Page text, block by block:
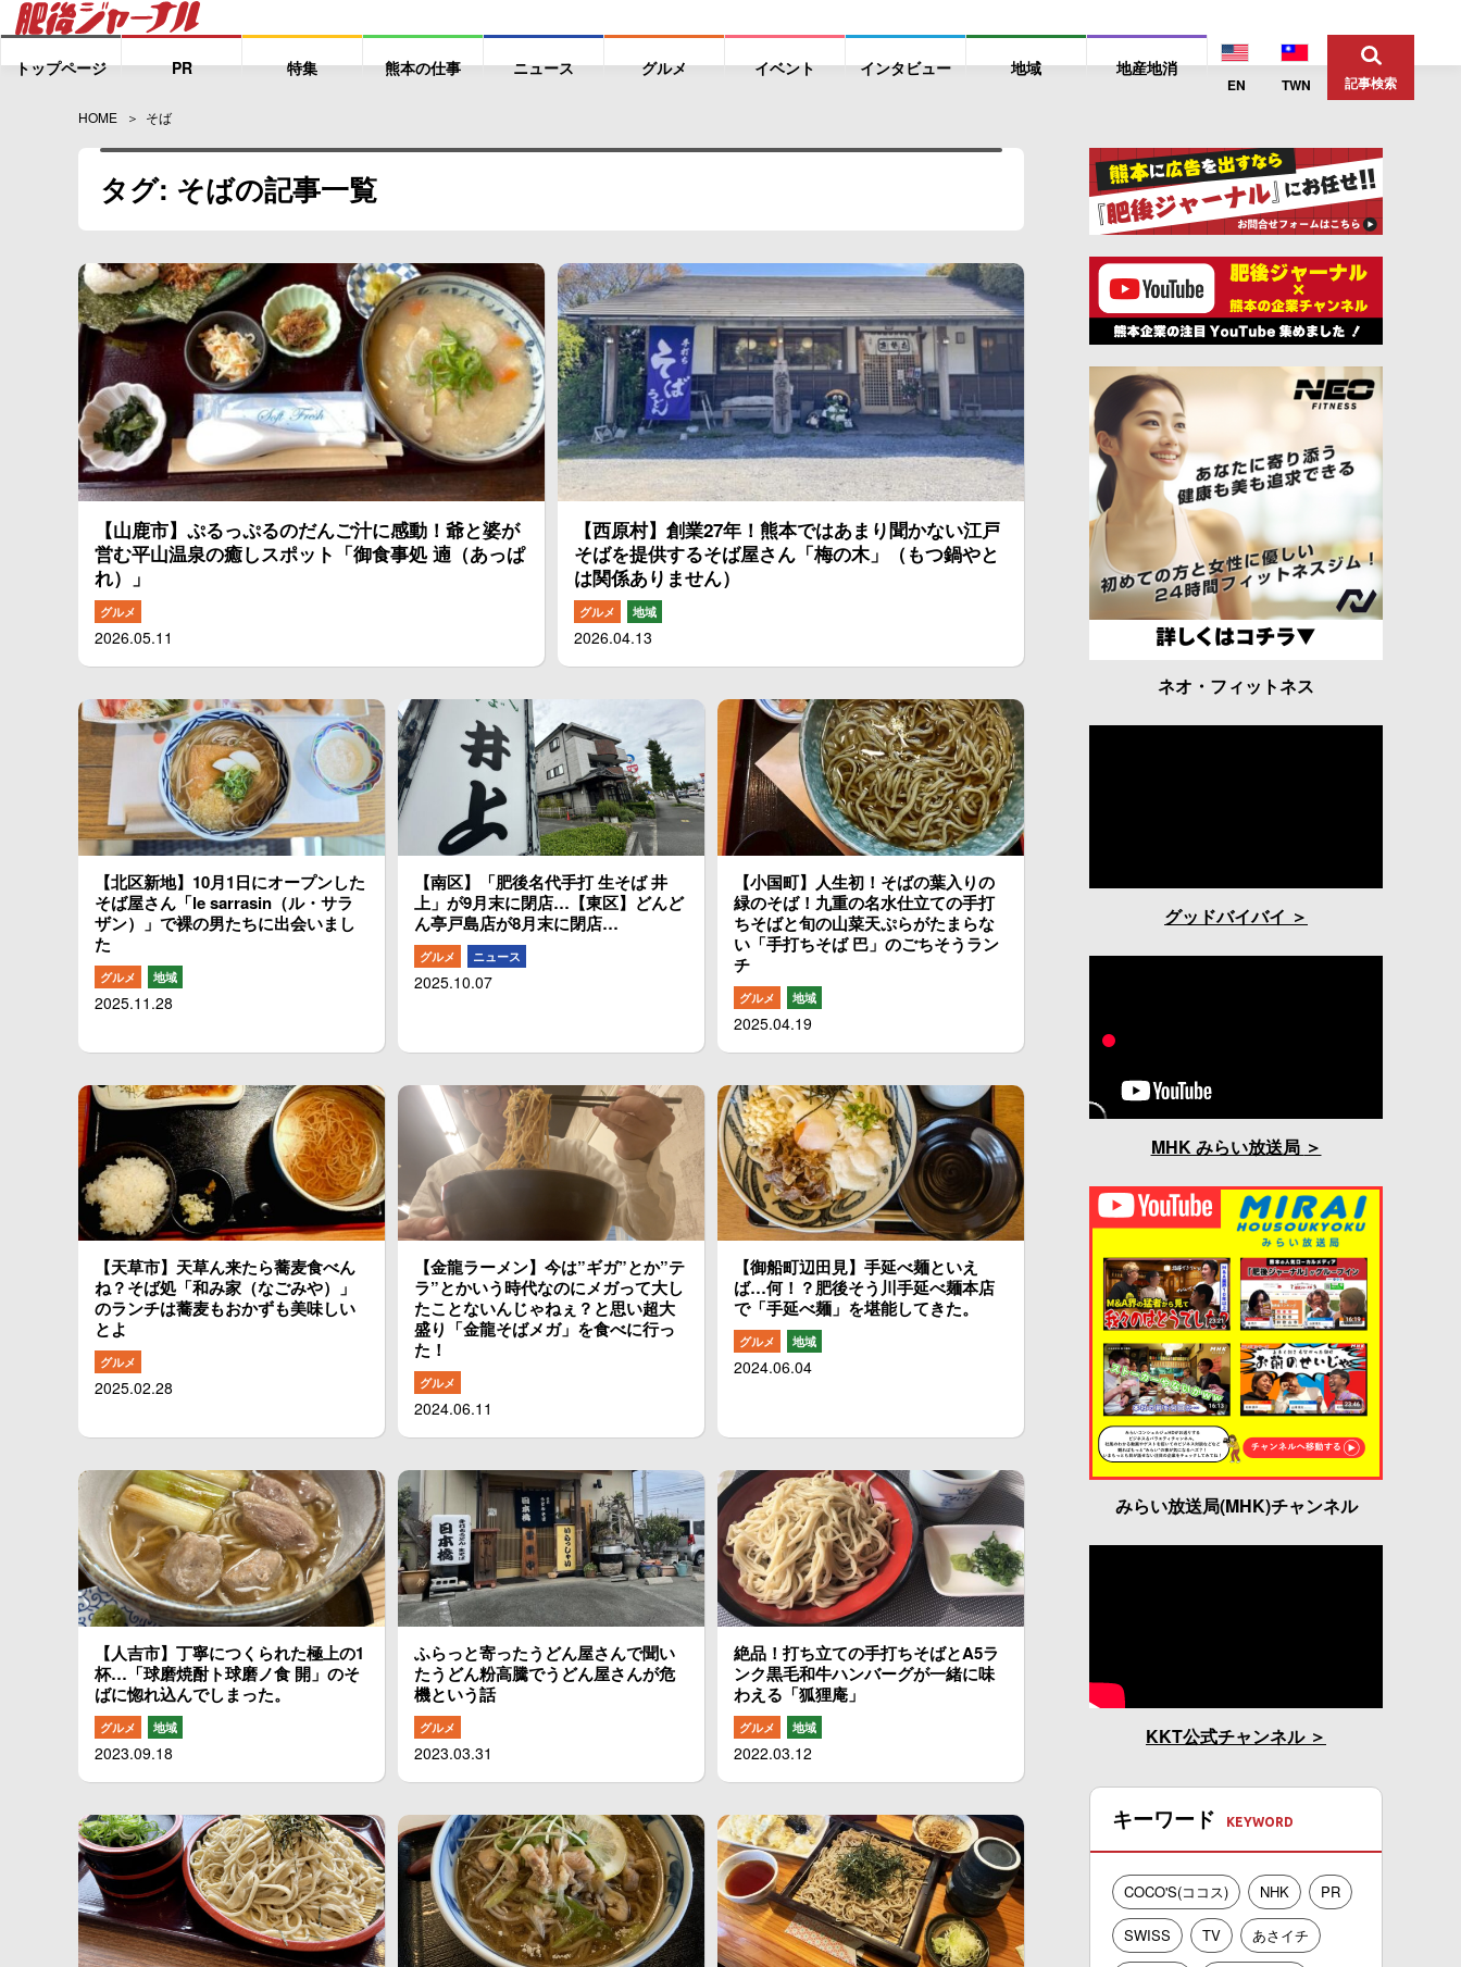
トップページ PR 特集 熊本の仕事 ニュース グルメ イベント インタビュー 地域 地産地消
EN TWN 記事検索
HOME そば
タグ: そばの記事一覧
【山鹿市】ぷるっぷるのだんご汁に感動！爺と婆が
営む平山温泉の癒しスポット「御食事処 遖（あっぱ
れ）」
グルメ
2026.05.11
【西原村】創業27年！熊本ではあまり聞かない江戸
そばを提供するそば屋さん「梅の木」（もつ鍋やと
は関係ありません）
グルメ 地域
2026.04.13
【北区新地】10月1日にオープンした
そば屋さん「le sarrasin（ル・サラ
ザン）」で裸の男たちに出会いまし
た
グルメ 地域
2025.11.28
【南区】「肥後名代手打 生そば 井
上」が9月末に閉店…【東区】どんど
ん亭戸島店が8月末に閉店…
グルメ ニュース
2025.10.07
【小国町】人生初！そばの葉入りの
緑のそば！九重の名水仕立ての手打
ちそばと旬の山菜天ぷらがたまらな
い「手打ちそば 巴」のごちそうラン
チ
グルメ 地域
2025.04.19
【天草市】天草ん来たら蕎麦食べん
ね？そば処「和み家（なごみや）」
のランチは蕎麦もおかずも美味しい
とよ
グルメ
2025.02.28
【金龍ラーメン】今は”ギガ”とか”テ
ラ”とかいう時代なのにメガって大し
たことないんじゃねぇ？と思い超大
盛り「金龍そばメガ」を食べに行っ
た！
グルメ
2024.06.11
【御船町辺田見】手延べ麺といえ
ば…何！？肥後そう川手延べ麺本店
で「手延べ麺」を堪能してきた。
グルメ 地域
2024.06.04
【人吉市】丁寧につくられた極上の1
杯…「球磨焼酎ト球磨ノ食 開」のそ
ばに惚れ込んでしまった。
グルメ 地域
2023.09.18
ふらっと寄ったうどん屋さんで聞い
たうどん粉高騰でうどん屋さんが危
機という話
グルメ
2023.03.31
絶品！打ち立ての手打ちそばとA5ラ
ンク黒毛和牛ハンバーグが一緒に味
わえる「狐狸庵」
グルメ 地域
2022.03.12
ネオ・フィットネス
グッドバイバイ
MHK みらい放送局
みらい放送局(MHK)チャンネル
KKT公式チャンネル
キーワード
COCO'S(ココス) NHK PR
SWISS TV あさイチ